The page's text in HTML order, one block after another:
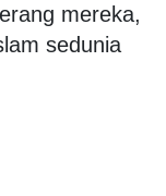
mereka,
sedunia